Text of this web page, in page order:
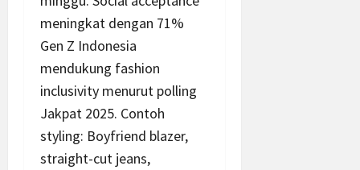
meningkat dengan 71%
Gen Z Indonesia
mendukung fashion
inclusivity menurut polling
Jakpat 2025. Contoh
styling: Boyfriend blazer,
straight-cut jeans,